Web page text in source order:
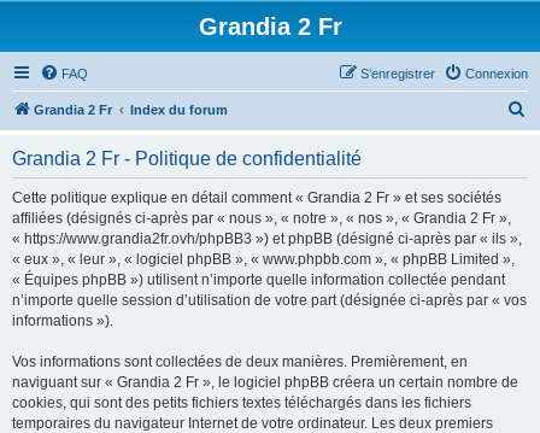
Grandia 2 Fr
FAQ Connexion
S’enregistrer
Grandia 2 Fr Index du forum
Grandia 2 Fr - Politique de confidentialité
Cette politique explique en détail comment « Grandia 2 Fr » et ses sociétés
affiliées (désignés ci-après par « nous », « notre », « nos », « Grandia 2 Fr »,
« https://www.grandia2fr.ovh/phpBB3 ») et phpBB (désigné ci-après par « ils »,
« eux », « leur », « logiciel phpBB », « www.phpbb.com », « phpBB Limited »,
« Équipes phpBB ») utilisent n’importe quelle information collectée pendant
n’importe quelle session d’utilisation de votre part (désignée ci-après par « vos
informations »).
Vos informations sont collectées de deux manières. Premièrement, en
naviguant sur « Grandia 2 Fr », le logiciel phpBB créera un certain nombre de
cookies, qui sont des petits fichiers textes téléchargés dans les fichiers
temporaires du navigateur Internet de votre ordinateur. Les deux premiers